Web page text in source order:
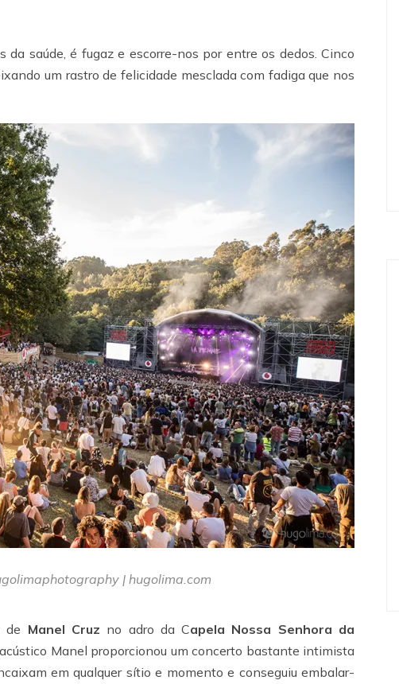
saúde, é fugaz e escorre-nos por entre os dedos. Cinco
um rastro de felicidade mesclada com fadiga que nos
| hugolima.com
de Manel Cruz no adro da Capela Nossa Senhora da
acústico Manel proporcionou um concerto bastante intimista
em qualquer sítio e momento e conseguiu embalar-